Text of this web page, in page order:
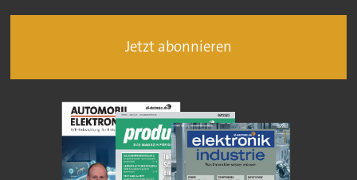
Jetzt abonnieren